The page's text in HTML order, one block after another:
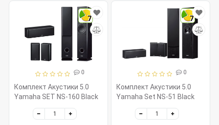
7
0
Комплект Акустики 5.0
Yamaha SET NS-160 Black
7
0
Комплект Акустики 5.0
Yamaha Set NS-51 Black